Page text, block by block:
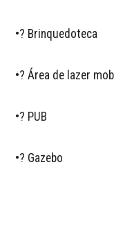
•? Brinquedoteca
•? Área de lazer
•? PUB
•? Gazebo